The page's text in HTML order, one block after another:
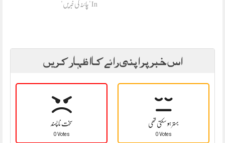
In "چائنہ کی خبریں"
اس خبر پر اپنی رائے کا اظہار کریں
سخت نا پسند
0 Votes
بہتر ہو سکتی تھی
0 Votes